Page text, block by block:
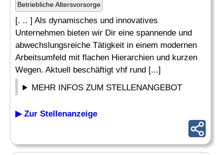
Betriebliche Altersvorsorge
[. .. ] Als dynamisches und innovatives
Unternehmen bieten wir Dir eine spannende und
abwechslungsreiche Tätigkeit in einem modernen
Arbeitsumfeld mit flachen Hierarchien und kurzen
Wegen. Aktuell beschäftigt vhf rund [...]
MEHR INFOS ZUM STELLENANGEBOT
▶ Zur Stellenanzeige